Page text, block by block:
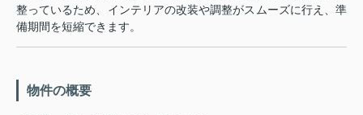
整っているため、インテリアの改装や調整がスムーズに行え、準
備期間を短縮できます。
物件の概要